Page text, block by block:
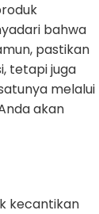
bahwa
pastikan
tetapi juga
melalui
akan
kecantikan